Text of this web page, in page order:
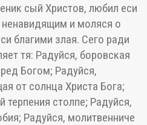
сый Христов, любил еси
ненавидящим и моляся о
благими злая. Сего ради
тя: Радуйся, боровская
Богом; Радуйся,
от солнца Христа Бога;
столпе; Радуйся,
Радуйся, молитвенниче